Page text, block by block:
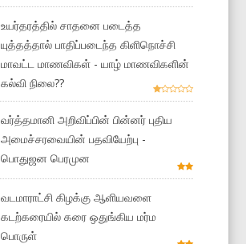
உயர்தரத்தில் சாதனை படைத்த
யுத்தத்தால் பாதிப்படைந்த கிளிநொச்சி
மாவட்ட மாணவிகள் - யாழ் மாணவிகளின்
கல்வி நிலை??
வர்த்தமானி அறிவிப்பின் பின்னர் புதிய
அமைச்சரவையின் பதவியேற்பு -
பொதுஜன பெரமுன
வடமாராட்சி கிழக்கு ஆளியவளை
கடற்கரையில் கரை ஒதுங்கிய மர்ம
பொருள்